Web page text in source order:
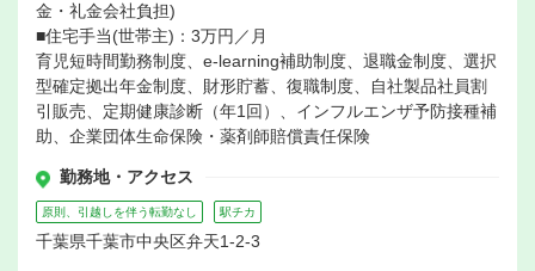
金・礼金会社負担)
■住宅手当(世帯主)：3万円／月
育児短時間勤務制度、e-learning補助制度、退職金制度、選択
型確定拠出年金制度、財形貯蓄、復職制度、自社製品社員割
引販売、定期健康診断（年1回）、インフルエンザ予防接種補
助、企業団体生命保険・薬剤師賠償責任保険
勤務地・アクセス
原則、引越しを伴う転勤なし 駅チカ
千葉県千葉市中央区弁天1-2-3